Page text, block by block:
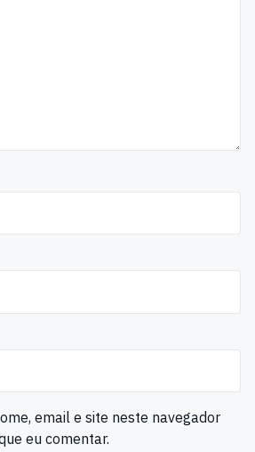
email e site neste navegador
eu comentar.